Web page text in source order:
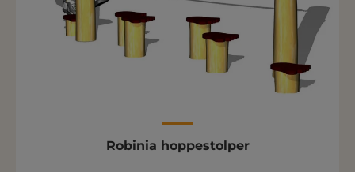
Robinia hoppestolper